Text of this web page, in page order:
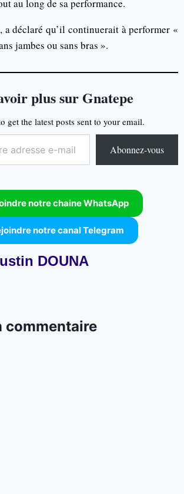
au long de sa performance.
a déclaré qu’il continuerait à performer «
jambes ou sans bras ».
plus sur Gnatepe
get the latest posts sent to your email.
Abonnez-vous
notre chaine WhatsApp
notre canal Telegram
DOUNA
commentaire